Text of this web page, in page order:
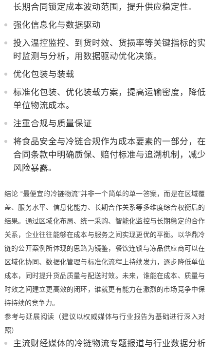
长期合同锁定成本波动范围，提升供应稳定性。
强化信息化与数据驱动
投入温控监控、到货时效、货损率等关键指标的实
时监测与分析，用数据驱动优化决策。
优化包装与装载
标准化包装、优化装载方案，提高运输密度，降低
单位物流成本。
注重合规与质量保证
将食品安全与冷链合规作为成本要素的一部分，在
合同条款中明确质保、赔付标准与追溯机制，减少
风险暴露。
结论 “最便宜的冷链物流”并非一个简单的单一答案，而是在区域覆
盖、服务水平、信息化能力、长期合作关系等多维度综合权衡后的
结果。通过区域化布局、统一采购、智能化监控与长期稳定的合作
关系，企业往往能够在成本与服务之间实现更优的平衡。以华鼎冷
链的公开案例所体现的思路为镜鉴，餐饮连锁与冻品供应商可以在
区域化协同、数据化管理与标准化流程上持续发力，逐步降低单位
成本，同时提升货品质量与配送时效。未来，谁能在成本、质量与
时效之间建立更高效的闭环，谁就更有能力在激烈的市场竞争中保
持持续的竞争力。
参考与延展阅读（建议以权威媒体与行业报告为基础进行深入对
照）
主流财经媒体的冷链物流专题报道与行业数据分析